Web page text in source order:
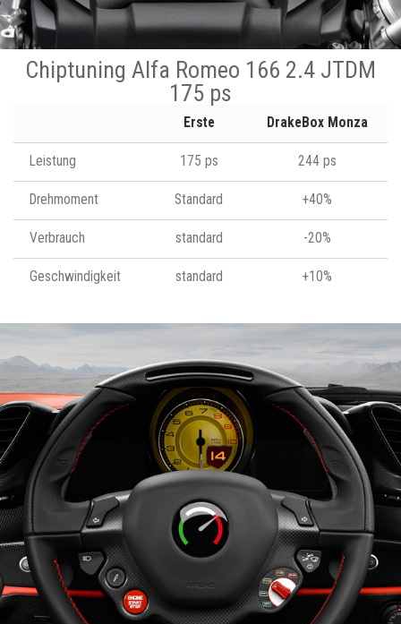
Chiptuning Alfa Romeo 166 2.4 JTDM
175 ps
Erste DrakeBox Monza
Leistung 175 ps 244 ps
Drehmoment Standard +40%
Verbrauch standard -20%
Geschwindigkeit standard +10%